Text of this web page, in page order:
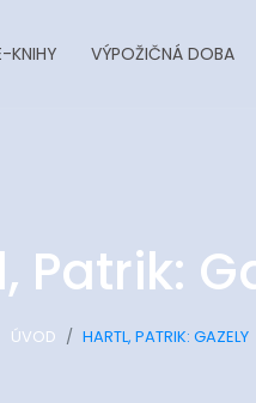
KNIHY VÝPOŽIČNÁ DOBA
Patrik:
ÚVOD HARTL, PATRIK: GAZELY